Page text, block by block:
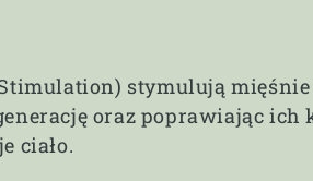
stymulują
oraz poprawiając ich
ciało.